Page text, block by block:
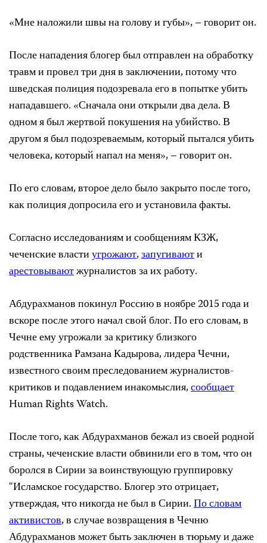
«Мне наложили швы на голову и губы», – говорит он.
После нападения блогер был отправлен на обработку
травм и провел три дня в заключении, потому что
шведская полиция подозревала его в попытке убить
нападавшего. «Сначала они открыли два дела. В
одном я был жертвой покушения на убийство. В
другом я был подозреваемым, который пытался убить
человека, который напал на меня», – говорит он.
По его словам, второе дело было закрыто после того,
как полиция допросила его и установила факты.
Согласно исследованиям и сообщениям КЗЖ,
чеченские властиугрожают,запугиваюти
арестовываютжурналистов за их работу.
Абдурахманов покинул Россию в ноябре 2015 года и
вскоре после этого начал свой блог. По его словам, в
Чечне ему угрожали за критику близкого
родственника Рамзана Кадырова, лидера Чечни,
известного своим преследованием журналистов-
критиков и подавлением инакомыслия,сообщает
Human Rights Watch.
После того, как Абдурахманов бежал из своей родной
страны, чеченские власти обвинили его в том, что он
боролся в Сирии за воинствующую группировку
“Исламское государство. Блогер это отрицает,
утверждая, что никогда не был в Сирии.По словам
активистов, в случае возвращения в Чечню
Абдурахманов может быть заключен в тюрьму и даже